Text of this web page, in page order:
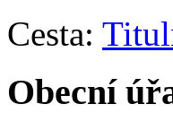
Cesta:
Obecní